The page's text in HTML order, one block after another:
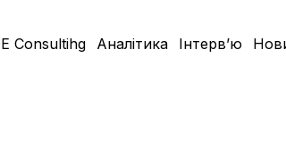
Consultihg Аналітика Інтерв’ю